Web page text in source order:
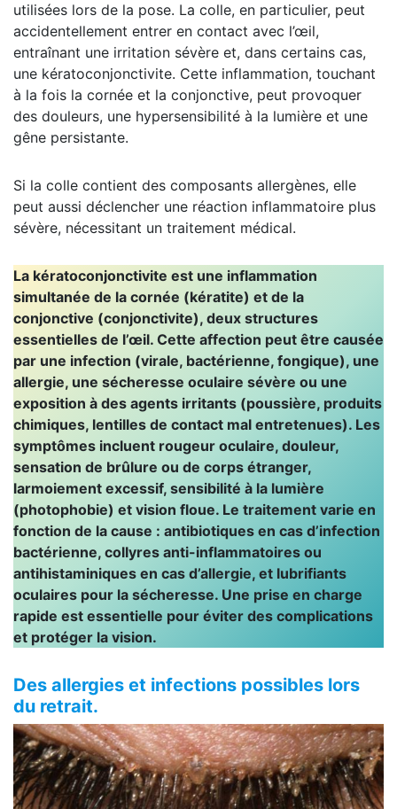
utilisées lors de la pose. La colle, en particulier, peut
accidentellement entrer en contact avec l’œil,
entraînant une irritation sévère et, dans certains cas,
une kératoconjonctivite. Cette inflammation, touchant
à la fois la cornée et la conjonctive, peut provoquer
des douleurs, une hypersensibilité à la lumière et une
gêne persistante.
Si la colle contient des composants allergènes, elle
peut aussi déclencher une réaction inflammatoire plus
sévère, nécessitant un traitement médical.
La kératoconjonctivite est une inflammation
simultanée de la cornée (kératite) et de la
conjonctive (conjonctivite), deux structures
essentielles de l’œil. Cette affection peut être causée
par une infection (virale, bactérienne, fongique), une
allergie, une sécheresse oculaire sévère ou une
exposition à des agents irritants (poussière, produits
chimiques, lentilles de contact mal entretenues). Les
symptômes incluent rougeur oculaire, douleur,
sensation de brûlure ou de corps étranger,
larmoiement excessif, sensibilité à la lumière
(photophobie) et vision floue. Le traitement varie en
fonction de la cause : antibiotiques en cas d’infection
bactérienne, collyres anti-inflammatoires ou
antihistaminiques en cas d’allergie, et lubrifiants
oculaires pour la sécheresse. Une prise en charge
rapide est essentielle pour éviter des complications
et protéger la vision.
Des allergies et infections possibles lors
du retrait.